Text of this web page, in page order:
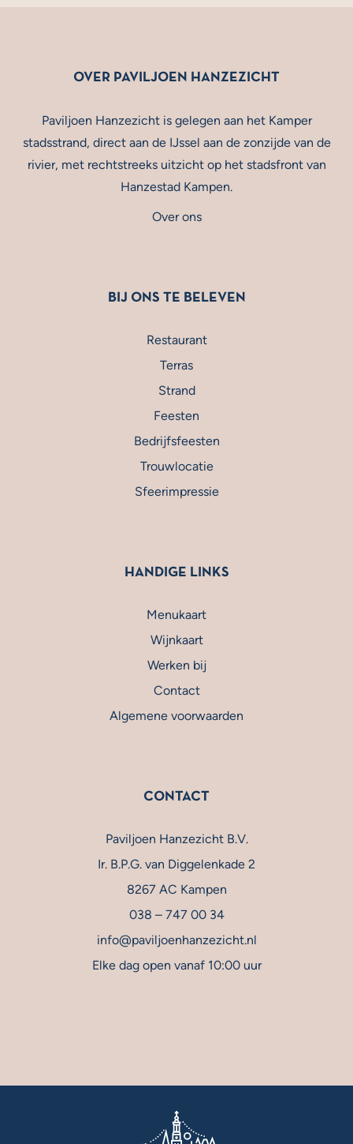
OVER PAVILJOEN HANZEZICHT
Paviljoen Hanzezicht is gelegen aan het Kamper
stadsstrand, direct aan de IJssel aan de zonzijde van de
rivier, met rechtstreeks uitzicht op het stadsfront van
Hanzestad Kampen.
Over ons
BIJ ONS TE BELEVEN
Restaurant
Terras
Strand
Feesten
Bedrijfsfeesten
Trouwlocatie
Sfeerimpressie
HANDIGE LINKS
Menukaart
Wijnkaart
Werken bij
Contact
Algemene voorwaarden
CONTACT
Paviljoen Hanzezicht B.V.
Ir. B.P.G. van Diggelenkade 2
8267 AC Kampen
038 – 747 00 34
info@paviljoenhanzezicht.nl
Elke dag open vanaf 10:00 uur